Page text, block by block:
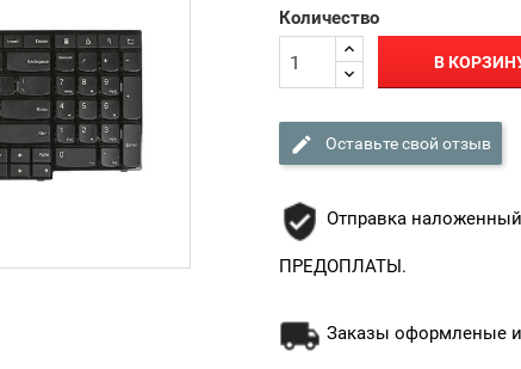
Количество
В
Оставьте свой отзыв
Отправка
ПРЕДОПЛАТЫ.
Заказы оформленые и